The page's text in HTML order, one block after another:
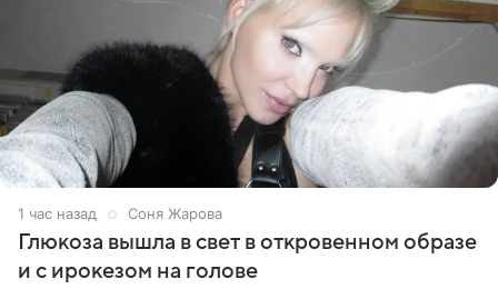
1 час назад Соня Жарова
Глюкоза вышла в свет в откровенном образе
и с ирокезом на голове